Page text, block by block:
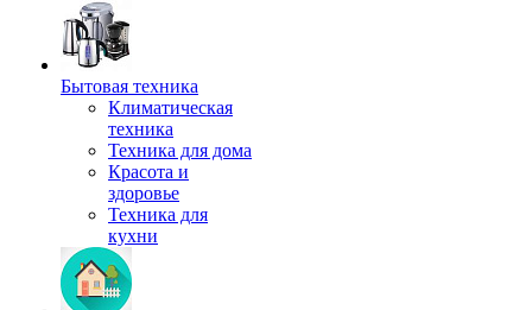
Бытовая техника
Климатическая
техника
Техника для дома
Красота и
здоровье
Техника для
кухни